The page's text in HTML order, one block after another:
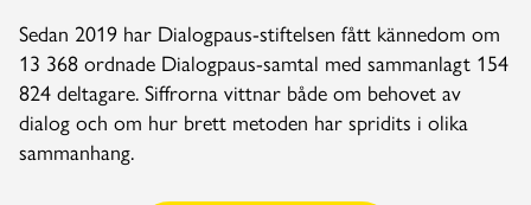
Sedan 2019 har Dialogpaus-stiftelsen fått kännedom om
13 368 ordnade Dialogpaus-samtal med sammanlagt 154
824 deltagare. Siffrorna vittnar både om behovet av
dialog och om hur brett metoden har spridits i olika
sammanhang.